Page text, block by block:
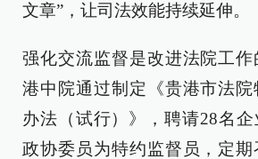
文章”，让司法效能持续延伸。
强化交流监督是改进法院工
港中院通过制定《贵港市法
办法（试行）》，聘请28名企
政协委员为特约监督员，定